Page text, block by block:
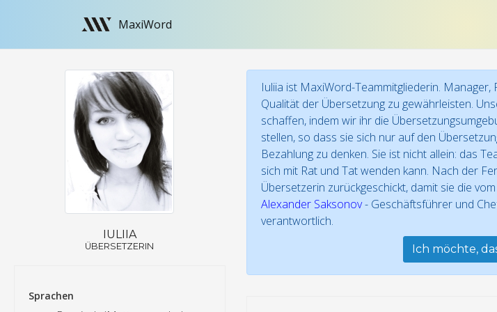
MaxiWord
IULIIA
ÜBERSETZERIN
Sprachen
Iuliia ist MaxiWord-Teammitgliederin.
Qualität der Übersetzung zu gewährleisten.
schaffen, indem wir ihr die
stellen, so dass sie sich nur auf den
Bezahlung zu denken. Sie ist nicht allein: das
sich mit Rat und Tat wenden kann. Nach der
Übersetzerin zurückgeschickt, damit sie die
Alexander Saksonov- Geschäftsführer und
verantwortlich.
Ich möchte,